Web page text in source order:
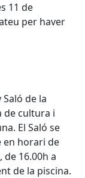
11 de
per haver
de la
de cultura i
El Saló se
en horari de
de 16.00h a
de la piscina.